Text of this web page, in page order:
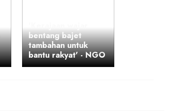
bentang bajet
tambahan untuk
bantu rakyat' - NGO